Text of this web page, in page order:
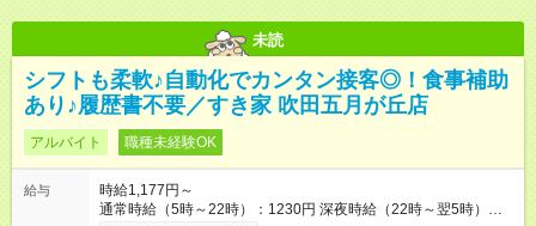
未読
シフトも柔軟♪自動化でカンタン接客◎！食事補助
あり♪履歴書不要／すき家 吹田五月が丘店
アルバイト 職種未経験OK
給与
時給1,177円～
通常時給（5時～22時）：1230円 深夜時給（22時～翌5時）：